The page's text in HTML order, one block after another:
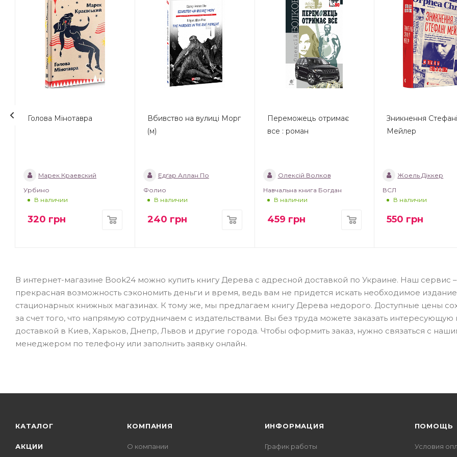
Голова Мінотавра
Марек Краевский
Урбино
В наличии
320 грн
Вбивство на вулиці Морг
(м)
Едґар Аллан По
Фолио
В наличии
240 грн
Переможець отримає
все : роман
Олексій Волков
Навчальна книга Богдан
В наличии
459 грн
Зникнення Стефані
Мейлер
Жоель Діккер
ВСЛ
В наличии
550 грн
В интернет-магазине Book24 можно купить книгу Дерева с адресной доставкой по Украине. Наш сервис –
прекрасная возможность сэкономить деньги и время, ведь вам не придется искать необходимое
стационарных книжных магазинах. К тому же, мы предлагаем книгу Дерева недорого. Доступные цены
за счет того, что напрямую сотрудничаем с издательствами. Вы без труда можете заказать интересующую
доставкой в Киев, Харьков, Днепр, Львов и другие города. Чтобы оформить заказ, нужно связаться с
менеджером по телефону или заполнить заявку онлайн.
КАТАЛОГ
АКЦИИ
КОМПАНИЯ
О компании
ИНФОРМАЦИЯ
График работы
ПОМОЩЬ
Условия